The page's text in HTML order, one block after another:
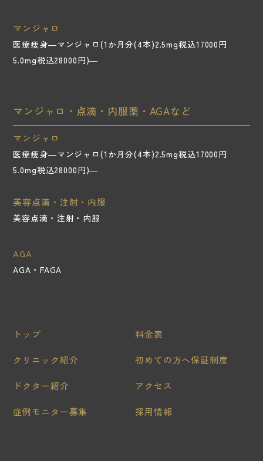
マンジャロ
医療痩身―マンジャロ(1か月分(4本)2.5mg税込17000円
5.0mg税込28000円)―
マンジャロ・点滴・内服薬・AGAなど
マンジャロ
医療痩身―マンジャロ(1か月分(4本)2.5mg税込17000円
5.0mg税込28000円)―
美容点滴・注射・内服
美容点滴・注射・内服
AGA
AGA・FAGA
トップ 料金表
クリニック紹介 初めての方へ保証制度
ドクター紹介 アクセス
症例モニター募集 採用情報